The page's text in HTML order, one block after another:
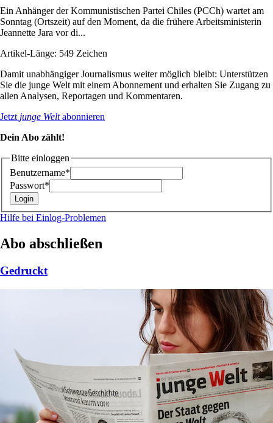
Ein Anhänger der Kommunistischen Partei Chiles (PCCh) wartet am
Sonntag (Ortszeit) auf den Moment, da die frühere Arbeitsministerin
Jeannette Jara vor di...
Artikel-Länge: 549 Zeichen
Damit unabhängiger Journalismus weiter möglich bleibt: Unterstützen
Sie die junge Welt mit einem Abonnement und erhalten Sie Zugang zu
allen Analysen, Reportagen und Kommentaren.
Jetzt junge Weltabonnieren
Dein Abo zählt!
Bitte einloggen
Benutzername*
Passwort*
Hilfe bei Einlog-Problemen
Abo abschließen
Gedruckt